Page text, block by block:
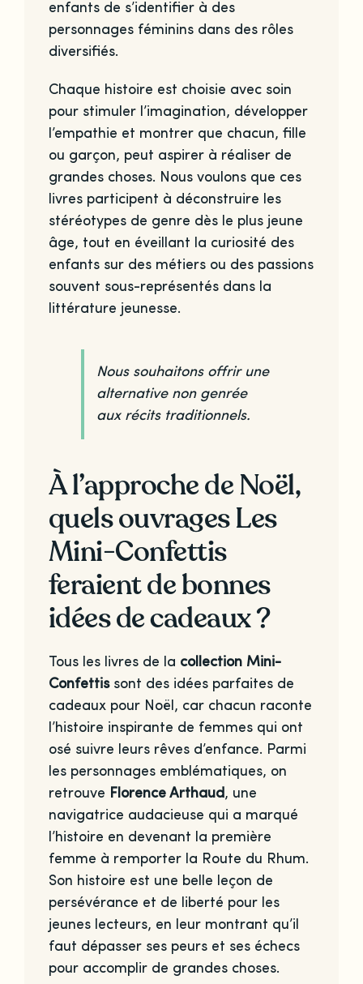
enfants de s’identifier à des
personnages féminins dans des rôles
diversifiés.
Chaque histoire est choisie avec soin
pour stimuler l’imagination, développer
l’empathie et montrer que chacun, fille
ou garçon, peut aspirer à réaliser de
grandes choses. Nous voulons que ces
livres participent à déconstruire les
stéréotypes de genre dès le plus jeune
âge, tout en éveillant la curiosité des
enfants sur des métiers ou des passions
souvent sous-représentés dans la
littérature jeunesse.
Nous souhaitons offrir une
alternative non genrée
aux récits traditionnels.
À l’approche de Noël,
quels ouvrages Les
Mini-Confettis
feraient de bonnes
idées de cadeaux ?
Tous les livres de la collection Mini-
Confettissont des idées parfaites de
cadeaux pour Noël, car chacun raconte
l’histoire inspirante de femmes qui ont
osé suivre leurs rêves d’enfance. Parmi
les personnages emblématiques, on
retrouve Florence Arthaud, une
navigatrice audacieuse qui a marqué
l’histoire en devenant la première
femme à remporter la Route du Rhum.
Son histoire est une belle leçon de
persévérance et de liberté pour les
jeunes lecteurs, en leur montrant qu’il
faut dépasser ses peurs et ses échecs
pour accomplir de grandes choses.